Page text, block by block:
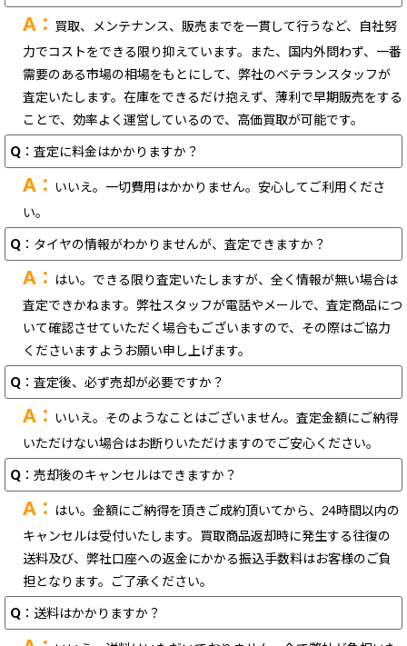
A： 買取、メンテナンス、販売までを一貫して行うなど、自社努
力でコストをできる限り抑えています。また、国内外問わず、一番
需要のある市場の相場をもとにして、弊社のベテランスタッフが
査定いたします。在庫をできるだけ抱えず、薄利で早期販売をする
ことで、効率よく運営しているので、高価買取が可能です。
Q ：査定に料金はかかりますか？
A： いいえ。一切費用はかかりません。安心してご利用くださ
い。
Q ：タイヤの情報がわかりませんが、査定できますか？
A： はい。できる限り査定いたしますが、全く情報が無い場合は
査定できかねます。弊社スタッフが電話やメールで、査定商品につ
いて確認させていただく場合もございますので、その際はご協力
くださいますようお願い申し上げます。
Q ：査定後、必ず売却が必要ですか？
A： いいえ。そのようなことはございません。査定金額にご納得
いただけない場合はお断りいただけますのでご安心ください。
Q ：売却後のキャンセルはできますか？
A： はい。金額にご納得を頂きご成約頂いてから、24時間以内の
キャンセルは受付いたします。買取商品返却時に発生する往復の
送料及び、弊社口座への返金にかかる振込手数料はお客様のご負
担となります。ご了承ください。
Q ：送料はかかりますか？